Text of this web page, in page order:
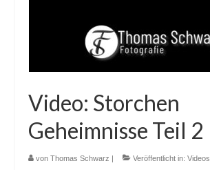
Video: Storchen
Geheimnisse Teil 2
von Thomas Schwarz | Veröffentlicht in: Videos